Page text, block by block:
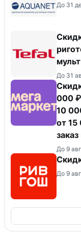
До 31
До 31
000
10
от 15 000 ₽ на
До 9
До 9